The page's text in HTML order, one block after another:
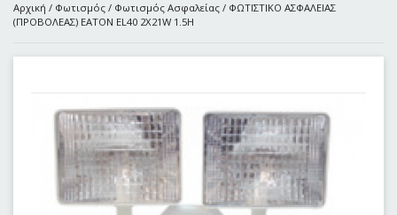
Αρχική / Φωτισμός / Φωτισμός Ασφαλείας / ΦΩΤΙΣΤΙΚΟ ΑΣΦΑΛΕΙΑΣ
(ΠΡΟΒΟΛΕΑΣ) EATON EL40 2X21W 1.5H